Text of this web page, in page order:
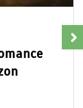
You
du roman, les